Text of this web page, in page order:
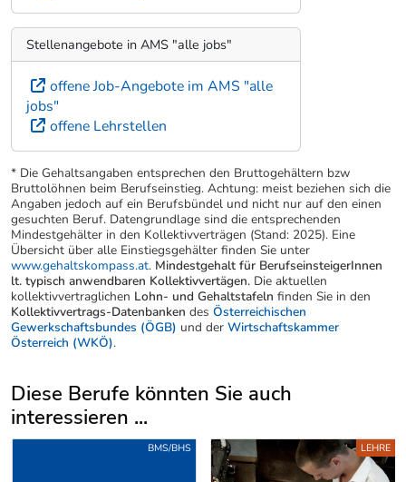
Stellenangebote in AMS "alle jobs"
offene Job-Angebote im AMS "alle
jobs"
offene Lehrstellen
* Die Gehaltsangaben entsprechen den Bruttogehältern bzw
Bruttolöhnen beim Berufseinstieg. Achtung: meist beziehen sich die
Angaben jedoch auf ein Berufsbündel und nicht nur auf den einen
gesuchten Beruf. Datengrundlage sind die entsprechenden
Mindestgehälter in den Kollektivverträgen (Stand: 2025). Eine
Übersicht über alle Einstiegsgehälter finden Sie unter
www.gehaltskompass.at. Mindestgehalt für BerufseinsteigerInnen
lt. typisch anwendbaren Kollektivvertägen. Die aktuellen
kollektivvertraglichen Lohn- und Gehaltstafeln finden Sie in den
Kollektivvertrags-Datenbanken des Österreichischen
Gewerkschaftsbundes (ÖGB) und der Wirtschaftskammer
Österreich (WKÖ).
Diese Berufe könnten Sie auch
interessieren ...
Uber weitere Berufsvorschläge
BMS/BHS LEHRE